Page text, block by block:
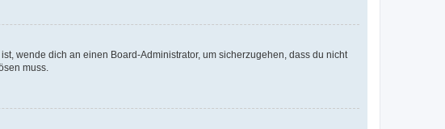
wende dich an einen Board-Administrator, um sicherzugehen, dass du nicht
muss.